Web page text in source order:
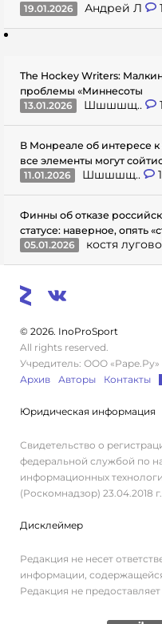
19.01.2026
Андрей Л 1
The Hockey Writers:
проблемы «Миннесоты
13.01.2026
Шшшшщ.. 1
В Монреале об интересе
все элементы могут
11.01.2026
Шшшшщ.. 1
Финны об отказе
статусе: наверное, опять
05.01.2026
костя
© 2026. InoProSport
All rights reserved.
Учредитель: ООО «Раре.Ру»
Архив
Авторы Контакты
Юридическая информация
Свидетельство о
федеральной службой по
информационных
(Роскомнадзор) 23.04.2018 г.
Дисклеймер
Редакция не несет
информации,
Редакция не